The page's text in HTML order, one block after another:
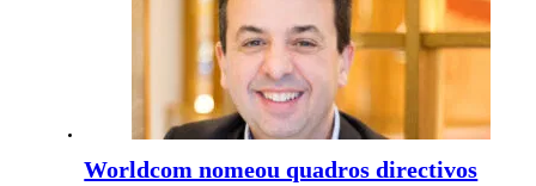
Worldcom nomeou quadros directivos